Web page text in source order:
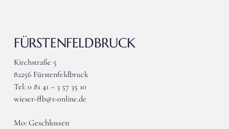
FÜRSTENFELDBRUCK
Kirchstraße 5
82256 Fürstenfeldbruck
Tel: 0 81 41 – 3 57 35 10
wieser-ffb@t-online.de
Mo: Geschlossen